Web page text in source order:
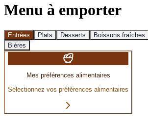
Menu à emporter
Entrées Plats Desserts Boissons fraîches
Bières
Mes préférences alimentaires
Sélectionnez vos préférences alimentaires